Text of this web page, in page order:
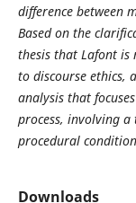
difference between
Based on the
thesis that Lafont
to discourse ethics,
analysis that
process, involving
procedural
Downloads